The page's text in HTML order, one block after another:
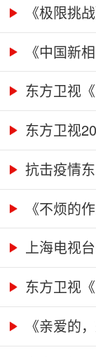
价...《极限挑
《中国新
东...东方卫视
东方卫视
抗击疫情
情...《不烦的
视...上海电视
告...东方卫视
作...《亲爱的